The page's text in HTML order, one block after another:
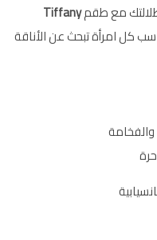
مع طقمTiffany
ليناسب كل امرأة تبحث عن الأناقة